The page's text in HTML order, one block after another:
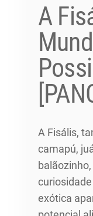
A
A Fisális,
camapú,
exótica